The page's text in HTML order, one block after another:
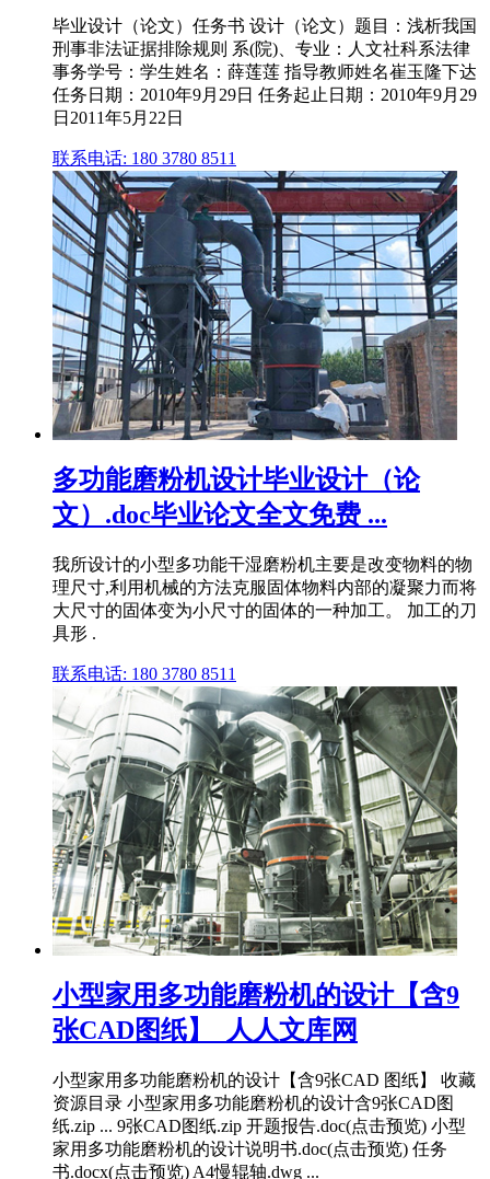
毕业设计（论文）任务书 设计（论文）题目：浅析我国
刑事非法证据排除规则 系(院)、专业：人文社科系法律
事务学号：学生姓名：薛莲莲 指导教师姓名崔玉隆下达
任务日期：2010年9月29日 任务起止日期：2010年9月29
日2011年5月22日
联系电话: 180 3780 8511
多功能磨粉机设计毕业设计（论
文）.doc毕业论文全文免费 ...
我所设计的小型多功能干湿磨粉机主要是改变物料的物
理尺寸,利用机械的方法克服固体物料内部的凝聚力而将
大尺寸的固体变为小尺寸的固体的一种加工。 加工的刀
具形 .
联系电话: 180 3780 8511
小型家用多功能磨粉机的设计【含9
张CAD图纸】_人人文库网
小型家用多功能磨粉机的设计【含9张CAD 图纸】 收藏
资源目录 小型家用多功能磨粉机的设计含9张CAD图
纸.zip ... 9张CAD图纸.zip 开题报告.doc(点击预览) 小型
家用多功能磨粉机的设计说明书.doc(点击预览) 任务
书.docx(点击预览) A4慢辊轴.dwg ...